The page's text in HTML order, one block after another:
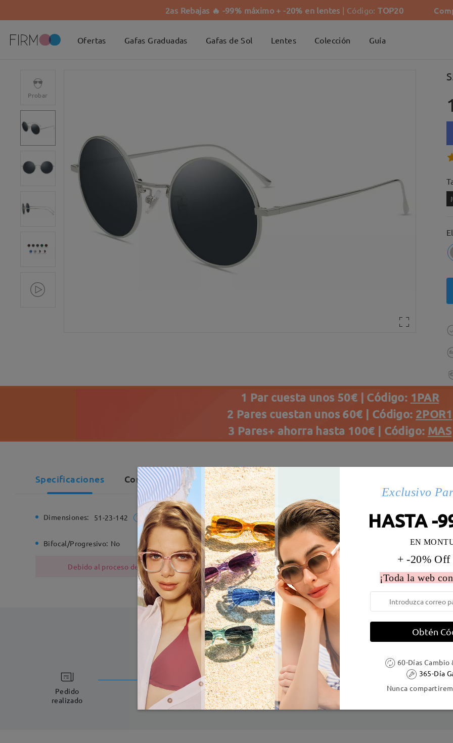
2as Rebajas 🔥 -99% máximo + -20% en lentes | Código:TOP20
Ofertas Gafas Graduadas Gafas de Sol Lentes Colección Guía
Probar
1 Par cuesta unos 50€ | Código: 1PAR
2 Pares cuestan unos 60€ | Código: 2POR1
3 Pares+ ahorra hasta 100€ | Código: MAS
Specificaciones Comentarios de Clientes(87)
Dimensiones: 51-23-142 Ancho de la montura: 133 mm (Medio) Diametro de lentes: 51 mm
Bifocal/Progresivo: No Bisagra de resorte: No Material de la montura: Metal
Debido al proceso de fabricación, las monturas metálicas contienen níquel. Los clientes con antecedentes de
DELIVERY
Pedido
realizado
Fabricación
5-7 días laborales detalles
Exclusivo
HASTA -
EN
+ -20% Off
¡Toda la web
Obtén
60-Días Cambio
365-Día
Nunca